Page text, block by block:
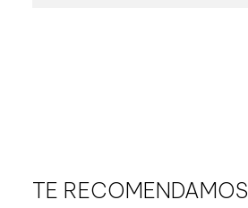
TE RECOMENDAMOS